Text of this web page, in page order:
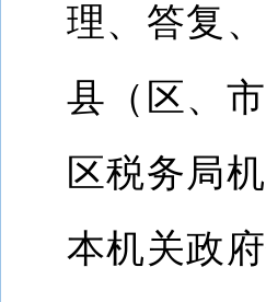
理、答复
县（区、
区税务局
本机关政